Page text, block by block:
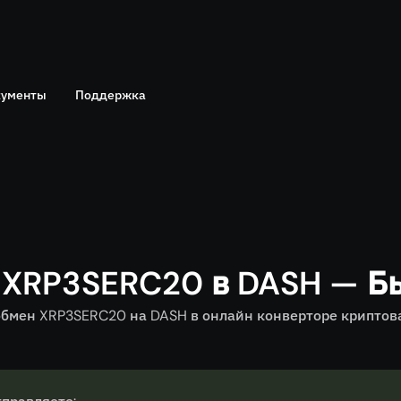
Поддержка
в DASH —
XRP3SERC20 на DASH в онлайн конверторе